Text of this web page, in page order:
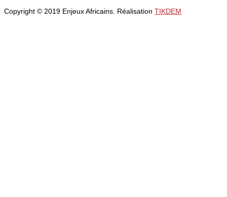
Copyright © 2019 Enjeux Africains. Réalisation TIKDEM